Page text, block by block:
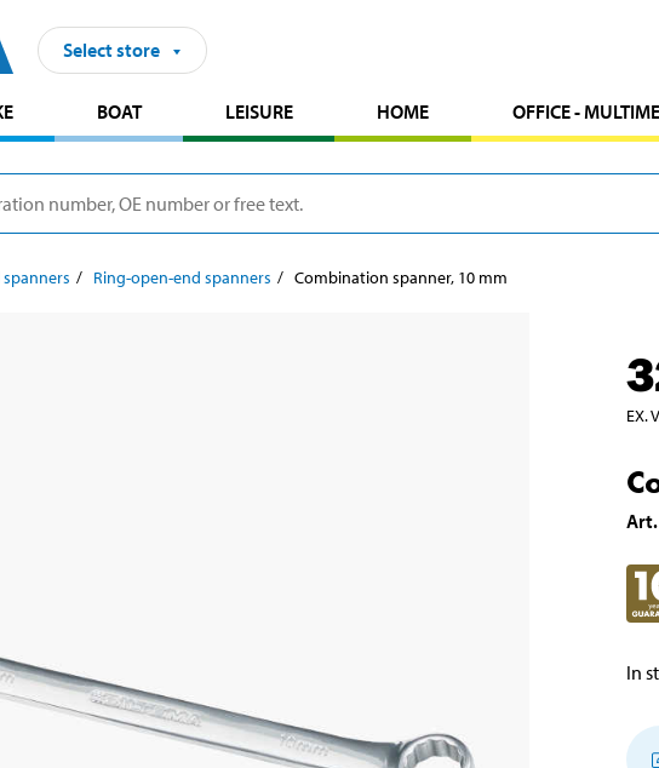
Select store
BOAT LEISURE HOME OFFICE -
spanners Ring-open-end spanners Combination spanner, 10 mm
EX.
Art.
In